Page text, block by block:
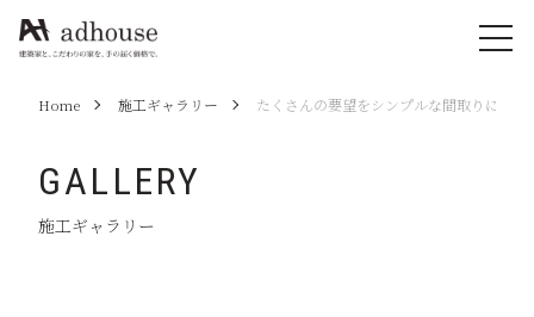
Home 施工ギャラリー たくさんの要望をシンプルな間取りに集約
GALLERY
施工ギャラリー